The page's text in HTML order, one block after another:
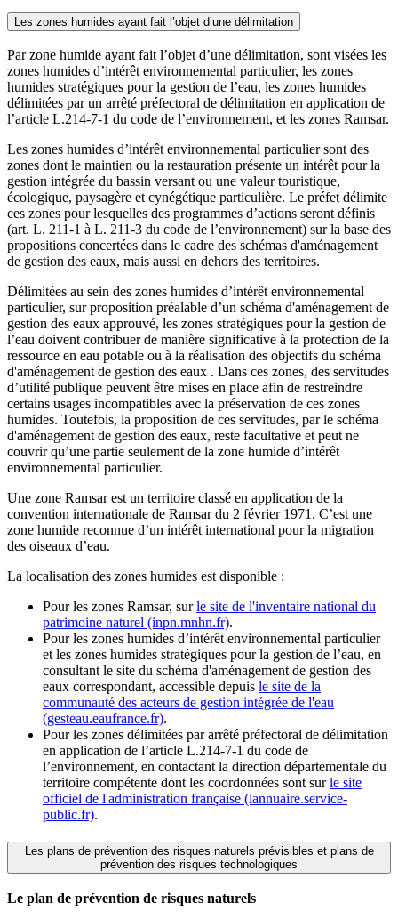
Les zones humides ayant fait l’objet d’une délimitation
Par zone humide ayant fait l’objet d’une délimitation, sont visées les
zones humides d’intérêt environnemental particulier, les zones
humides stratégiques pour la gestion de l’eau, les zones humides
délimitées par un arrêté préfectoral de délimitation en application de
l’article L.214-7-1 du code de l’environnement, et les zones Ramsar.
Les zones humides d’intérêt environnemental particulier sont des
zones dont le maintien ou la restauration présente un intérêt pour la
gestion intégrée du bassin versant ou une valeur touristique,
écologique, paysagère et cynégétique particulière. Le préfet délimite
ces zones pour lesquelles des programmes d’actions seront définis
(art. L. 211-1 à L. 211-3 du code de l’environnement) sur la base des
propositions concertées dans le cadre des schémas d'aménagement
de gestion des eaux, mais aussi en dehors des territoires.
Délimitées au sein des zones humides d’intérêt environnemental
particulier, sur proposition préalable d’un schéma d'aménagement de
gestion des eaux approuvé, les zones stratégiques pour la gestion de
l’eau doivent contribuer de manière significative à la protection de la
ressource en eau potable ou à la réalisation des objectifs du schéma
d'aménagement de gestion des eaux . Dans ces zones, des servitudes
d’utilité publique peuvent être mises en place afin de restreindre
certains usages incompatibles avec la préservation de ces zones
humides. Toutefois, la proposition de ces servitudes, par le schéma
d'aménagement de gestion des eaux, reste facultative et peut ne
couvrir qu’une partie seulement de la zone humide d’intérêt
environnemental particulier.
Une zone Ramsar est un territoire classé en application de la
convention internationale de Ramsar du 2 février 1971. C’est une
zone humide reconnue d’un intérêt international pour la migration
des oiseaux d’eau.
La localisation des zones humides est disponible :
Pour les zones Ramsar, surle site de l'inventaire national du
patrimoine naturel (inpn.mnhn.fr).
Pour les zones humides d’intérêt environnemental particulier
et les zones humides stratégiques pour la gestion de l’eau, en
consultant le site du schéma d'aménagement de gestion des
eaux correspondant, accessible depuis le site de la
communauté des acteurs de gestion intégrée de l'eau
(gesteau.eaufrance.fr).
Pour les zones délimitées par arrêté préfectoral de délimitation
en application de l’article L.214-7-1 du code de
l’environnement, en contactant la direction départementale du
territoire compétente dont les coordonnées sont surle site
officiel de l'administration française (lannuaire.service-
public.fr).
Les plans de prévention des risques naturels prévisibles et plans de
prévention des risques technologiques
Le plan de prévention de risques naturels